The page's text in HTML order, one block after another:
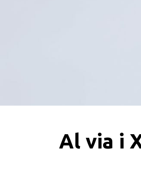
Al via i